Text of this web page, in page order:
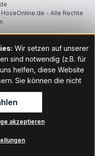
- Alle Rechte
Wir setzen auf unserer
sind notwendig (z.B. für
helfen, diese Website
Sie können die nicht
akzeptieren oder per
ablehnen. Den
finden Sie im Fußbereich
Dort können Sie
akzeptieren